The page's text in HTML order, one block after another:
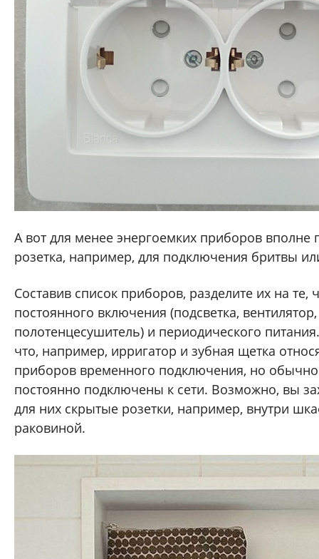
А вот для менее энергоемких приборов вполне
розетка, например, для подключения бритвы
Составив список приборов, разделите их на те,
постоянного включения (подсветка, вентилятор,
полотенцесушитель) и периодического
что, например, ирригатор и зубная щетка
приборов временного подключения, но обычно
постоянно подключены к сети. Возможно, вы
для них скрытые розетки, например, внутри
раковиной.